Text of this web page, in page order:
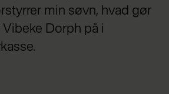
min søvn, hvad gør
Dorph på i